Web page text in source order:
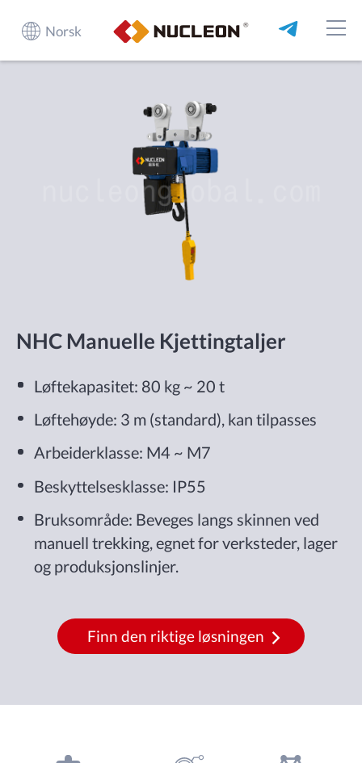
Norsk
NHC Manuelle Kjettingtaljer
Løftekapasitet: 80 kg ~ 20 t
Løftehøyde: 3 m (standard), kan tilpasses
Arbeiderklasse: M4 ~ M7
Beskyttelsesklasse: IP55
Bruksområde: Beveges langs skinnen ved
manuell trekking, egnet for verksteder, lager
og produksjonslinjer.
Finn den riktige løsningen